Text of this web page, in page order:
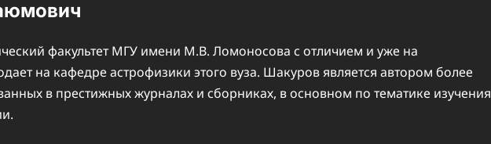
факультет МГУ имени М.В. Ломоносова с отличием и уже на
на кафедре астрофизики этого вуза. Шакуров является автором более
в престижных журналах и сборниках, в основном по тематике изучения